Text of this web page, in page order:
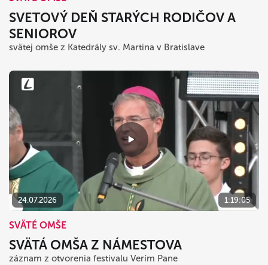
SVETOVÝ DEŇ STARÝCH RODIČOV A
SENIOROV
svätej omše z Katedrály sv. Martina v Bratislave
24.07.2026 1:19:05
SVÄTÉ OMŠE
SVÄTÁ OMŠA Z NÁMESTOVA
záznam z otvorenia festivalu Verím Pane